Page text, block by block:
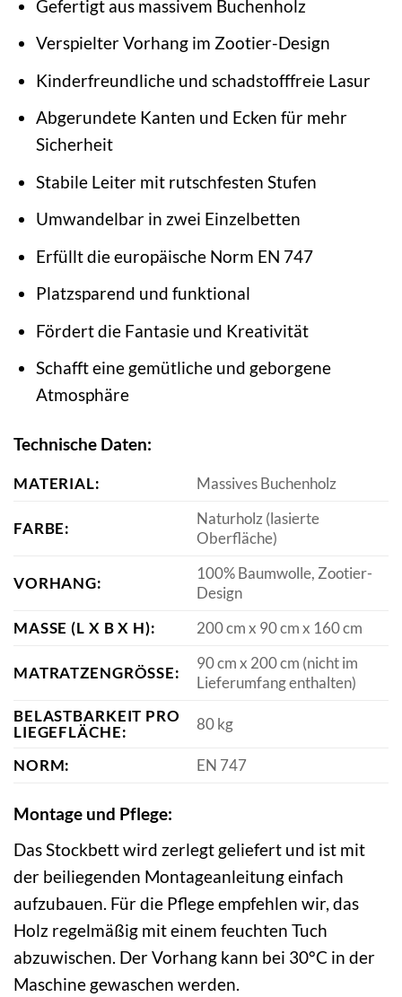
Gefertigt aus massivem Buchenholz
Verspielter Vorhang im Zootier-Design
Kinderfreundliche und schadstofffreie Lasur
Abgerundete Kanten und Ecken für mehr
Sicherheit
Stabile Leiter mit rutschfesten Stufen
Umwandelbar in zwei Einzelbetten
Erfüllt die europäische Norm EN 747
Platzsparend und funktional
Fördert die Fantasie und Kreativität
Schafft eine gemütliche und geborgene
Atmosphäre
Technische Daten:
MATERIAL: Massives Buchenholz
FARBE:
Naturholz (lasierte
Oberfläche)
VORHANG:
100% Baumwolle, Zootier-
Design
MASSE (L X B X H):
200 cm x 90 cm x 160 cm
MATRATZENGRÖSSE:
90 cm x 200 cm (nicht im
Lieferumfang enthalten)
BELASTBARKEIT PRO
LIEGEFLÄCHE:
80 kg
NORM: EN 747
Montage und Pflege:
Das Stockbett wird zerlegt geliefert und ist mit
der beiliegenden Montageanleitung einfach
aufzubauen. Für die Pflege empfehlen wir, das
Holz regelmäßig mit einem feuchten Tuch
abzuwischen. Der Vorhang kann bei 30°C in der
Maschine gewaschen werden.